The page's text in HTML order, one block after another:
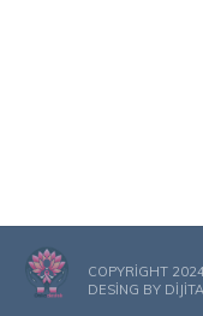
COPYRIGHT
DESING BY